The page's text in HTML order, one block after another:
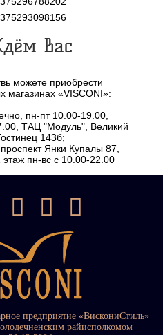
Вас
можете приобрести
магазинах «VISCONI»:
пн-пт 10.00-19.00,
ТАЦ "Модуль", Великий
143б;
Янки Купалы 87,
пн-вс с 10.00-22.00
предприятие «ВискониСтиль»
райисполкомом